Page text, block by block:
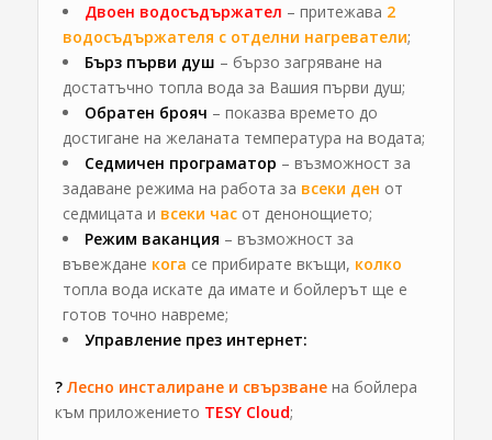
Двоен водосъдържател – притежава 2
водосъдържателя с отделни нагреватели;
Бърз първи душ – бързо загряване на
достатъчно топла вода за Вашия първи душ;
Обратен брояч – показва времето до
достигане на желаната температура на водата;
Седмичен програматор – възможност за
задаване режима на работа за всеки ден от
седмицата и всеки часот денонощието;
Режим ваканция – възможност за
въвеждане кога се прибирате вкъщи, колко
топла вода искате да имате и бойлерът ще е
готов точно навреме;
Управление през интернет:
? Лесно инсталиране и свързванена бойлера
към приложението TESY Cloud;